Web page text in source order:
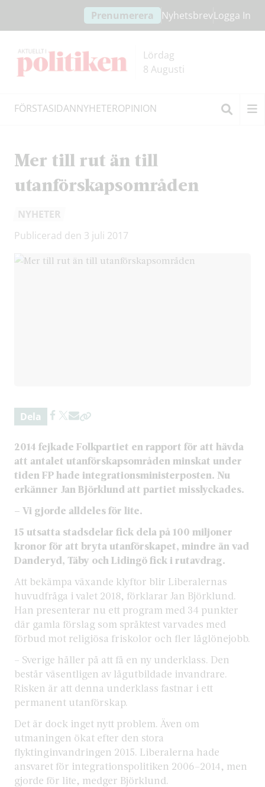
innehållet
headern
Prenumerera NyhetsbrevLogga In
Lördag
8 Augusti
FÖRSTASIDANNYHETEROPINION
Mer till rut än till
utanförskapsområden
NYHETER
Publicerad den 3 juli 2017
Dela
2014 fejkade Folkpartiet en rapport för att hävda
att antalet utanförskapsområden minskat under
tiden FP hade integrationsministerposten. Nu
erkänner Jan Björklund att partiet misslyckades.
– Vi gjorde alldeles för lite.
15 utsatta stadsdelar fick dela på 100 miljoner
kronor för att bryta utanförskapet, mindre än vad
Danderyd, Täby och Lidingö fick i rutavdrag.
Att bekämpa växande klyftor blir Liberalernas
huvudfråga i valet 2018, förklarar Jan Björklund.
Han presenterar nu ett program med 34 punkter
där gamla förslag som språktest varvades med
förbud mot religiösa friskolor och fler låglönejobb.
– Sverige håller på att få en ny underklass. Den
består väsentligen av lågutbildade invandrare.
Risken är att denna underklass fastnar i ett
permanent utanförskap.
Det är dock inget nytt problem. Även om
utmaningen ökat efter den stora
flyktinginvandringen 2015. Liberalerna hade
ansvaret för integrationspolitiken 2006–2014, men
gjorde för lite, medger Björklund.